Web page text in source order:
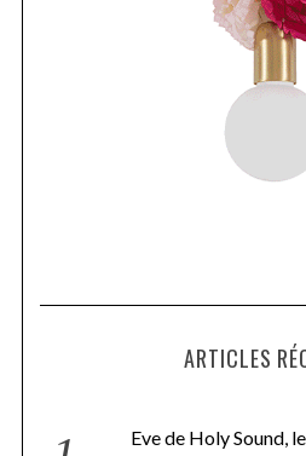
ARTICLES
Eve de Holy Sound,